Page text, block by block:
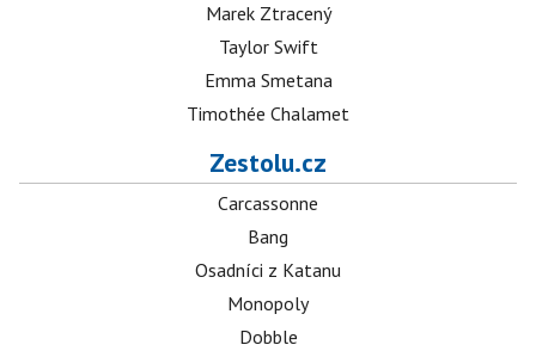
Marek Ztracený
Taylor Swift
Emma Smetana
Timothée Chalamet
Zestolu.cz
Carcassonne
Bang
Osadníci z Katanu
Monopoly
Dobble